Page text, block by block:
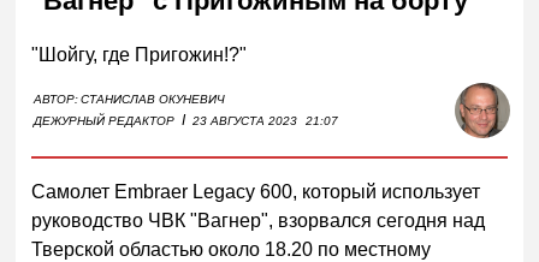
"Шойгу, где Пригожин!?"
АВТОР:СТАНИСЛАВ ОКУНЕВИЧ
ДЕЖУРНЫЙ РЕДАКТОР I 23 АВГУСТА 2023 21:07
Самолет Embraer Legacy 600, который использует
руководство ЧВК "Вагнер", взорвался сегодня над
Тверской областью около 18.20 по местному